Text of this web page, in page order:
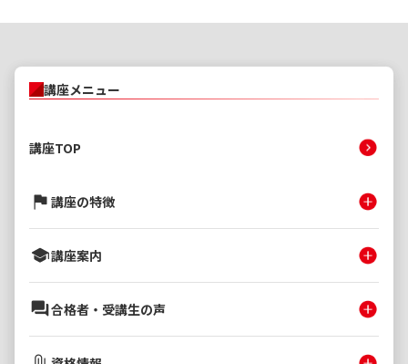
講座メニュー
講座TOP
講座の特徴
講座案内
合格者・受講生の声